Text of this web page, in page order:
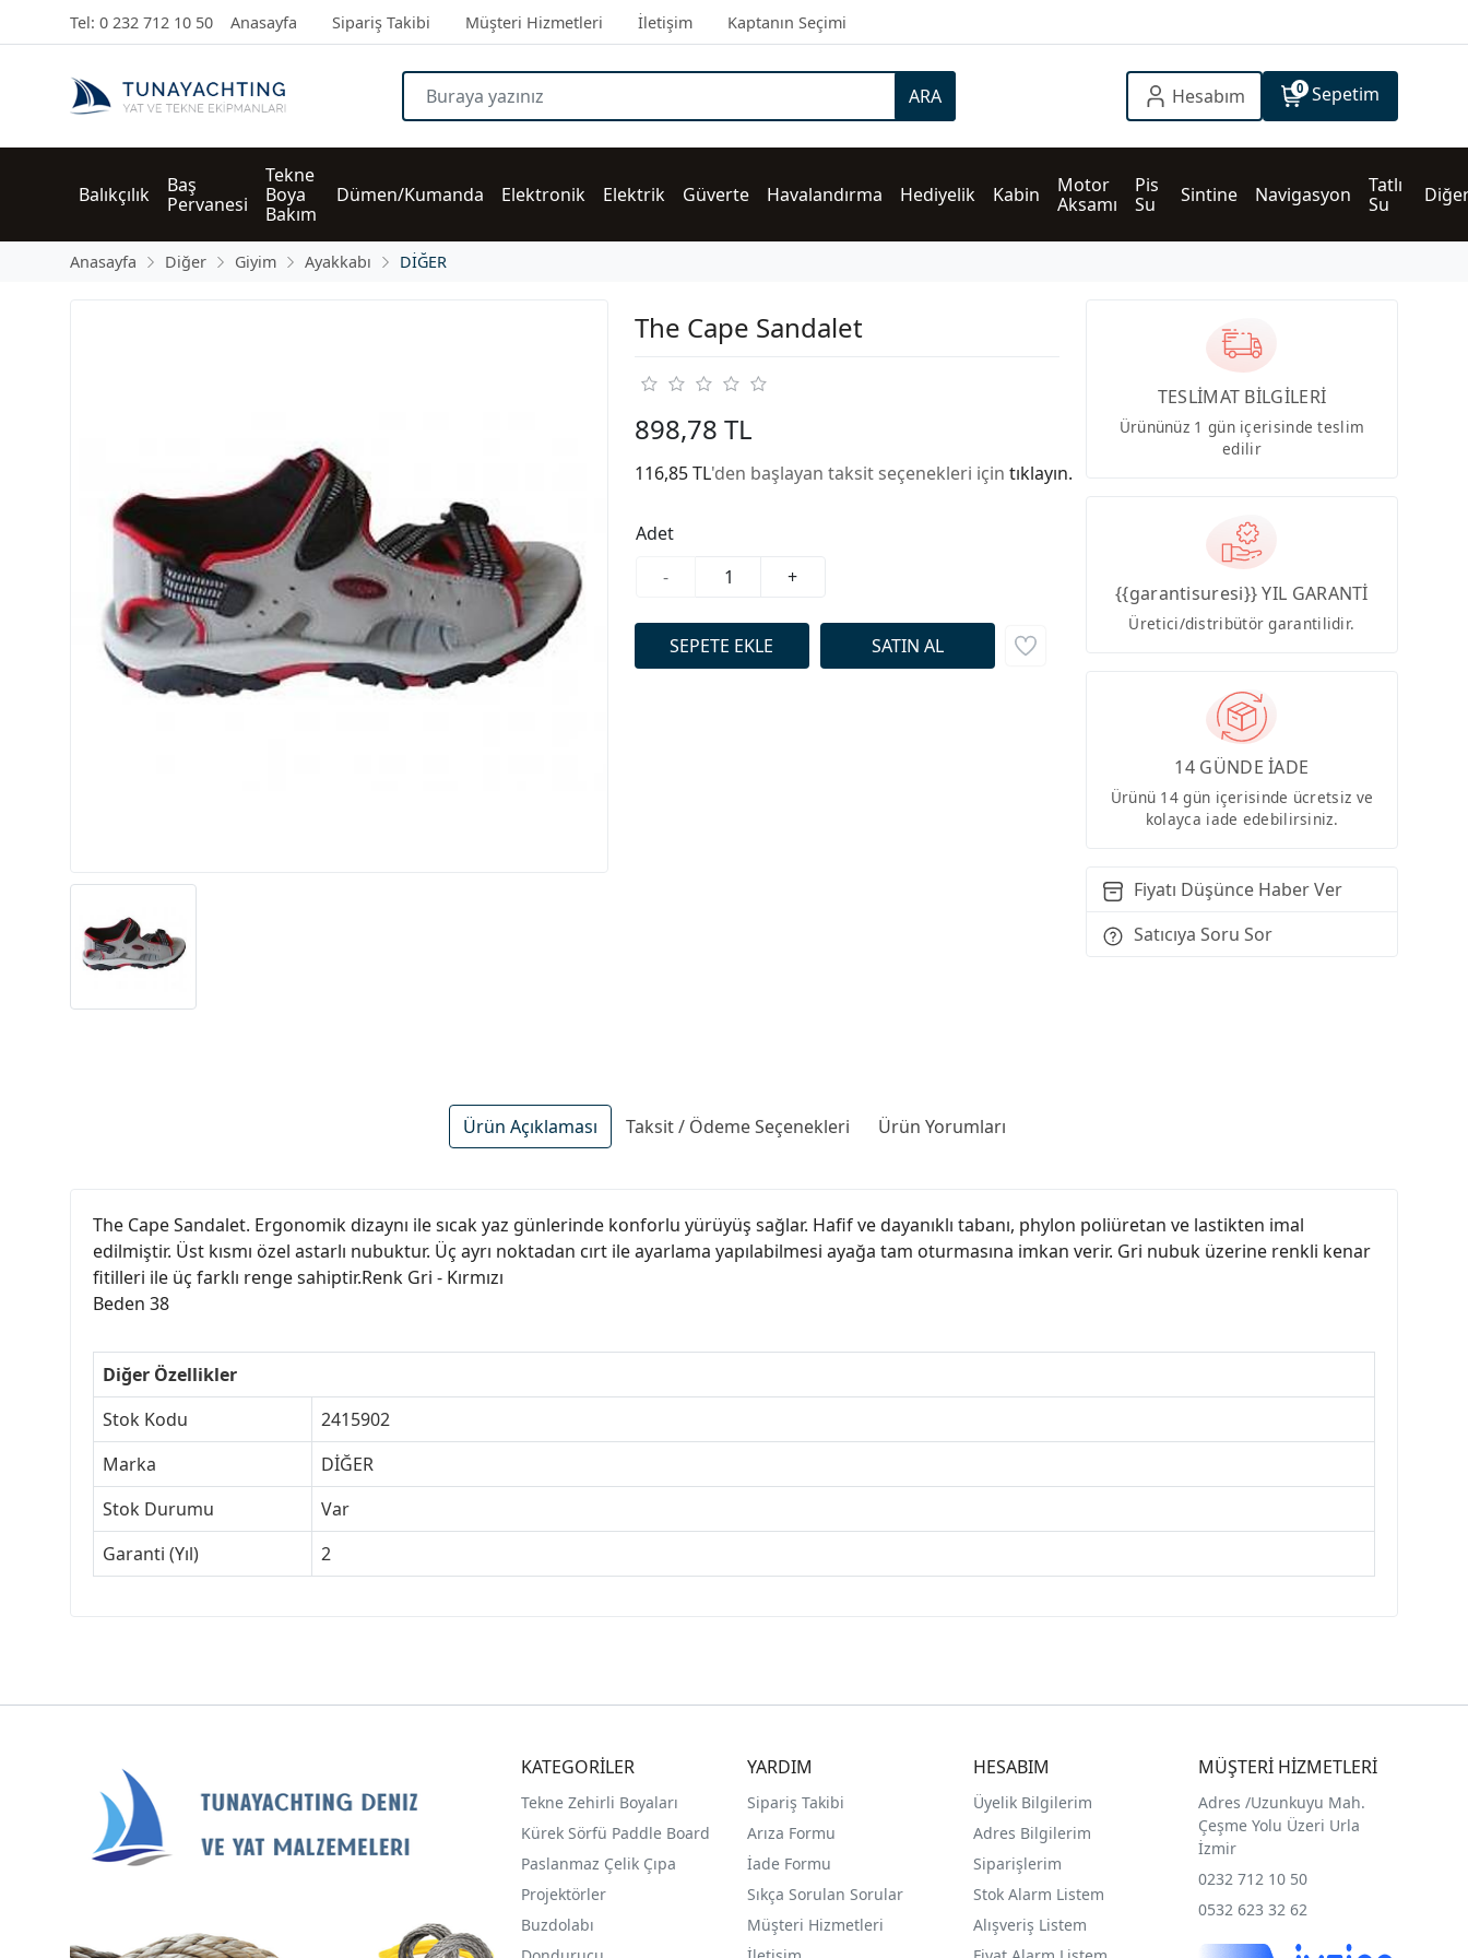
Tel: 0 232 712 10 50 Anasayfa Sipariş Takibi Müşteri Hizmetleri İletişim Kaptanın Seçimi
ARA Hesabım 0 Sepetim
Balıkçılık
Baş
Pervanesi
Tekne
Boya
Bakım
Dümen/Kumanda Elektronik Elektrik Güverte Havalandırma Hediyelik Kabin
Motor
Aksamı
Pis
Su
Sintine Navigasyon
Tatlı
Su
Anasayfa Diğer Giyim Ayakkabı DİĞER
The Cape Sandalet
898,78 TL
116,85 TL'den başlayan taksit seçenekleri için tıklayın.
Adet
-
+
TESLİMAT BİLGİLERİ
Ürününüz 1 gün içerisinde teslim
edilir
{{garantisuresi}} YIL GARANTİ
Üretici/distribütör garantilidir.
14 GÜNDE İADE
Ürünü 14 gün içerisinde ücretsiz ve
kolayca iade edebilirsiniz.
Fiyatı Düşünce Haber Ver
Satıcıya Soru Sor
Ürün Açıklaması Taksit / Ödeme Seçenekleri Ürün Yorumları
The Cape Sandalet. Ergonomik dizaynı ile sıcak yaz günlerinde konforlu yürüyüş sağlar. Hafif ve dayanıklı tabanı, phylon poliüretan ve lastikten imal
edilmiştir. Üst kısmı özel astarlı nubuktur. Üç ayrı noktadan cırt ile ayarlama yapılabilmesi ayağa tam oturmasına imkan verir. Gri nubuk üzerine renkli kenar
fitilleri ile üç farklı renge sahiptir.Renk Gri - Kırmızı
Beden 38
Diğer Özellikler
Stok Kodu
2415902
Marka
DİĞER
Stok Durumu
Var
Garanti (Yıl)
2
KATEGORİLER
Tekne Zehirli Boyaları
Kürek Sörfü Paddle Board
Paslanmaz Çelik Çıpa
Projektörler
Buzdolabı
YARDIM
Sipariş Takibi
Arıza Formu
İade Formu
Sıkça Sorulan Sorular
Müşteri Hizmetleri
HESABIM
Üyelik Bilgilerim
Adres Bilgilerim
Siparişlerim
Stok Alarm Listem
Alışveriş Listem
MÜŞTERİ HİZMETLERİ
Adres /Uzunkuyu Mah.
Çeşme Yolu Üzeri Urla
İzmir
0232 712 10 50
0532 623 32 62